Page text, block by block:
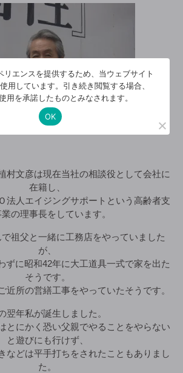
村文彦は現在当社の相談役として会社に
在籍し、
法人エイジングサポートという高齢者支
の理事長をしています。
祖父と一緒に工務店をやっていました
が、
ずに昭和42年に大工道具一式で家を出た
そうです。
近所の営繕工事をやっていたそうです。
翌年私が誕生しました。
とにかく恐い父親でやることをやらない
と遊びにも行けず、
などは平手打ちをされたこともありまし
た。
リエンスを提供するため、当ウェブサイト
用しています。引き続き閲覧する場合、
用を承諾したものとみなされます。
OK